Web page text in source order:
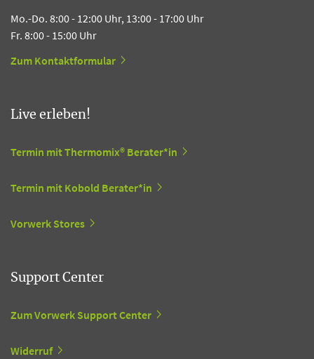
Mo.-Do. 8:00 - 12:00 Uhr, 13:00 - 17:00 Uhr
Fr. 8:00 - 15:00 Uhr
Zum Kontaktformular
Live erleben!
Termin mit Thermomix® Berater*in
Termin mit Kobold Berater*in
Vorwerk Stores
Support Center
Zum Vorwerk Support Center
Widerruf